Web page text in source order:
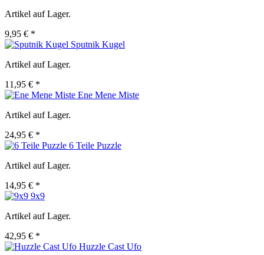
Artikel auf Lager.
9,95 € *
Sputnik Kugel
Artikel auf Lager.
11,95 € *
Ene Mene Miste
Artikel auf Lager.
24,95 € *
6 Teile Puzzle
Artikel auf Lager.
14,95 € *
9x9
Artikel auf Lager.
42,95 € *
Huzzle Cast Ufo